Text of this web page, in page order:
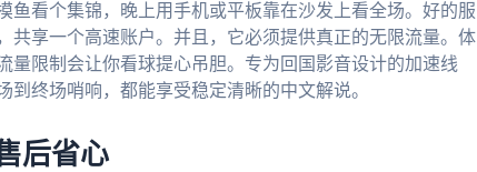
鱼看个集锦，晚上用手机或平板靠在沙发上看全场。好的服
共享一个高速账户。并且，它必须提供真正的无限流量。体
量限制会让你看球提心吊胆。专为回国影音设计的加速线
终场哨响，都能享受稳定清晰的中文解说。
后省心